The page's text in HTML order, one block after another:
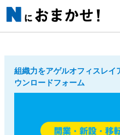
組織力をアゲルオフィスレイ
ウンロードフォーム